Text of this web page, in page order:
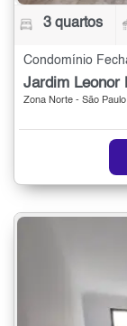
3 quartos
Zona Norte - São Paulo